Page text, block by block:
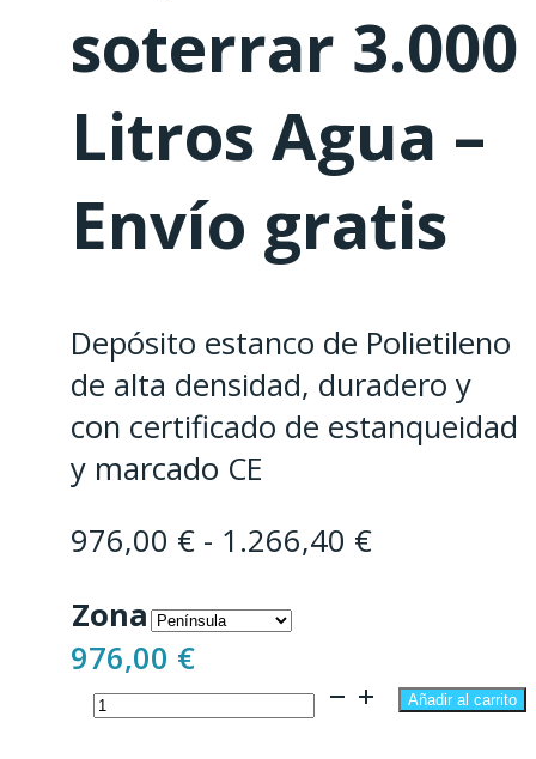
soterrar 3.000
Litros Agua –
Envío gratis
Depósito estanco de Polietileno
de alta densidad, duradero y
con certificado de estanqueidad
y marcado CE
976,00 € - 1.266,40 €Rango
976,00 €
Zona
976,00 €
Depósito
Añadir al carrito